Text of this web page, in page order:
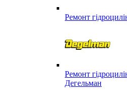
Ремонт
Ремонт
Дегельман